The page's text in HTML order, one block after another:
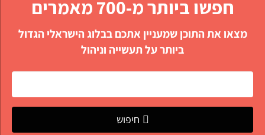
חפשו ביותר מ-700 מאמרים
מצאו את התוכן שמעניין אתכם בבלוג הישראלי הגדול
ביותר על תעשייה וניהול
חיפוש